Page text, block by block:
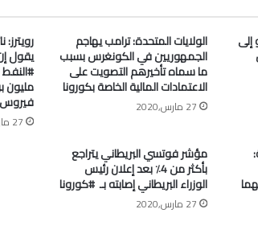
إلى الولايات المتحدة: ترامب يهاجم
الجمهوريين في الكونغرس بسبب
ما سماه تأخيرهم التصويت على
الاعتمادات المالية الخاصة بكورونا
27 مارس,2020
يقول
مليون
فيروس
27 مارس,2020
مؤشر فوتسي البريطاني يتراجع
بأكثر من 4٪ بعد إعلان رئيس
الوزراء البريطاني إصابته بـ ⁧ #كورونا⁩
27 مارس,2020